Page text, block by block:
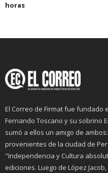
horas
El Correo de Firmat fue fundado
Fernando Toscano y su sobrino
sumó a ellos un amigo de
provenientes de la ciudad de
"Independencia y Cultura
ediciones. Luego de López